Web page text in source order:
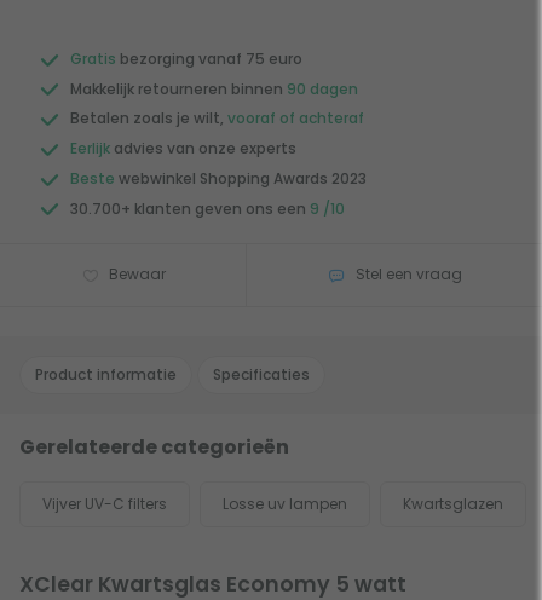
Gratis bezorging vanaf 75 euro
Makkelijk retourneren binnen 90 dagen
Betalen zoals je wilt, vooraf of achteraf
Eerlijk advies van onze experts
Beste webwinkel Shopping Awards 2023
30.700+ klanten geven ons een 9 /10
Bewaar Stel een vraag
Product informatie Specificaties
Gerelateerde categorieën
Vijver UV-C filters Losse uv lampen Kwartsglazen
XClear Kwartsglas Economy 5 watt